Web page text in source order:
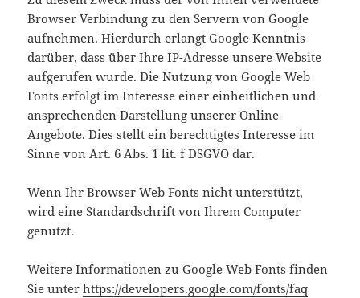
Browser Verbindung zu den Servern von Google
aufnehmen. Hierdurch erlangt Google Kenntnis
darüber, dass über Ihre IP-Adresse unsere Website
aufgerufen wurde. Die Nutzung von Google Web
Fonts erfolgt im Interesse einer einheitlichen und
ansprechenden Darstellung unserer Online-
Angebote. Dies stellt ein berechtigtes Interesse im
Sinne von Art. 6 Abs. 1 lit. f DSGVO dar.
Wenn Ihr Browser Web Fonts nicht unterstützt,
wird eine Standardschrift von Ihrem Computer
genutzt.
Weitere Informationen zu Google Web Fonts finden
Sie unterhttps://developers.google.com/fonts/faq